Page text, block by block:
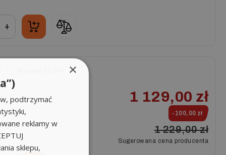
+
1 129,00 zł
-100,00 zł
1 229,00 zł
Sugerowana cena producenta
×
podtrzymać
reklamy w
sklepu,